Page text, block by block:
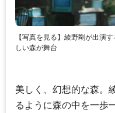
【写真を見る】綾野剛が出演
しい森が舞台
美しく、幻想的な森。
るように森の中を一歩